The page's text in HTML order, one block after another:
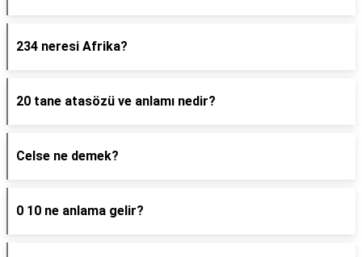
234 neresi Afrika?
20 tane atasözü ve anlamı nedir?
Celse ne demek?
0 10 ne anlama gelir?